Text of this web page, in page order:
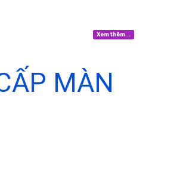
Xem thêm...
MÀN